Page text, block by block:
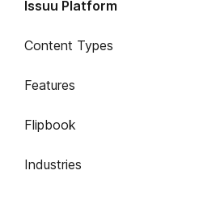
Issuu Platform
Content Types
Features
Flipbook
Industries